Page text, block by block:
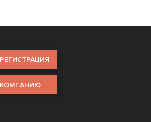
РЕГИСТРАЦИЯ
КОМПАНИЮ